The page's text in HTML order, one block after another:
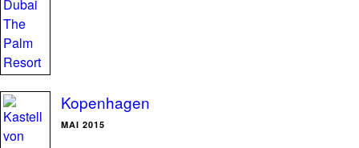
Kopenhagen
MAI 2015